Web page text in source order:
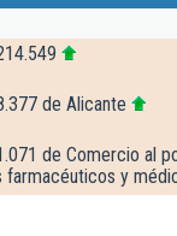
de Alicante
de Comercio al
farmacéuticos y